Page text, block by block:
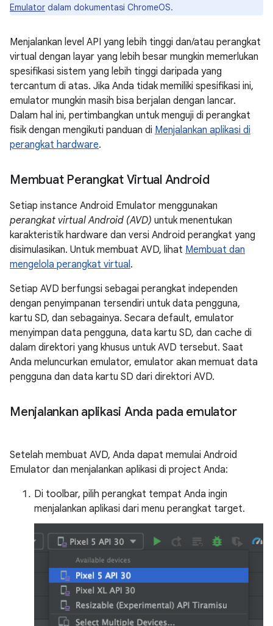
Emulator dalam dokumentasi ChromeOS.
Menjalankan level API yang lebih tinggi dan/atau perangkat
virtual dengan layar yang lebih besar mungkin memerlukan
spesifikasi sistem yang lebih tinggi daripada yang
tercantum di atas. Jika Anda tidak memiliki spesifikasi ini,
emulator mungkin masih bisa berjalan dengan lancar.
Dalam hal ini, pertimbangkan untuk menguji di perangkat
fisik dengan mengikuti panduan di Menjalankan aplikasi di
perangkat hardware.
Membuat Perangkat Virtual Android
Setiap instance Android Emulator menggunakan
perangkat virtual Android (AVD) untuk menentukan
karakteristik hardware dan versi Android perangkat yang
disimulasikan. Untuk membuat AVD, lihat Membuat dan
mengelola perangkat virtual.
Setiap AVD berfungsi sebagai perangkat independen
dengan penyimpanan tersendiri untuk data pengguna,
kartu SD, dan sebagainya. Secara default, emulator
menyimpan data pengguna, data kartu SD, dan cache di
dalam direktori yang khusus untuk AVD tersebut. Saat
Anda meluncurkan emulator, emulator akan memuat data
pengguna dan data kartu SD dari direktori AVD.
Menjalankan aplikasi Anda pada emulator
Setelah membuat AVD, Anda dapat memulai Android
Emulator dan menjalankan aplikasi di project Anda:
Di toolbar, pilih perangkat tempat Anda ingin
menjalankan aplikasi dari menu perangkat target.